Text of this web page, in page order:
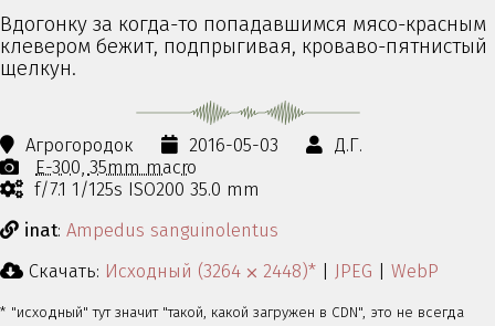
Вдогонку за когда-то попадавшимся мясо-красным
клевером бежит, подпрыгивая, кроваво-пятнистый
щелкун.
Агрогородок 2016-05-03
Д.Г.
E-300 35mm macro
f/7.1 1/125s ISO200 35.0 mm
inat: Ampedus sanguinolentus
Скачать: Исходный (3264 ⨉ 2448)* | JPEG | WebP
* "исходный" тут значит "такой, какой загружен в CDN", это не всегда